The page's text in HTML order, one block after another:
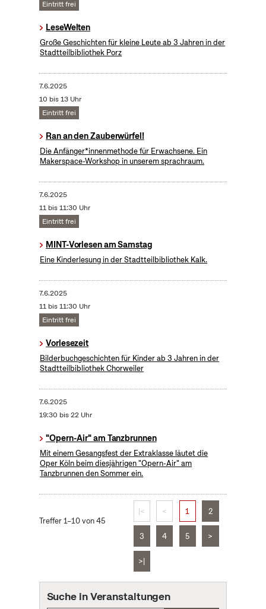
Eintritt frei
LeseWelten
Große Geschichten für kleine Leute ab 3 Jahren in der
Stadtteilbibliothek Porz
7.6.2025
10 bis 13 Uhr
Eintritt frei
Ran an den Zauberwürfel!
Die Anfänger*innenmethode für Erwachsene. Ein
Makerspace-Workshop in unserem sprachraum.
7.6.2025
11 bis 11:30 Uhr
Eintritt frei
MINT-Vorlesen am Samstag
Eine Kinderlesung in der Stadtteilbibliothek Kalk.
7.6.2025
11 bis 11:30 Uhr
Eintritt frei
Vorlesezeit
Bilderbuchgeschichten für Kinder ab 3 Jahren in der
Stadtteilbibliothek Chorweiler
7.6.2025
19:30 bis 22 Uhr
"Opern-Air" am Tanzbrunnen
Mit einem Gesangsfest der Extraklasse läutet die
Oper Köln beim diesjährigen "Opern-Air" am
Tanzbrunnen den Sommer ein.
Treffer 1–10 von 45
|< < 1 2
3 4 5 >
>|
Suche in Veranstaltungen